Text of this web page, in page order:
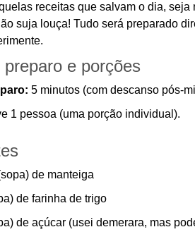
receitas que salvam o dia,
suja louça! Tudo será preparado
preparo e porções
5 minutos (com descanso pós-
1 pessoa (uma porção individual).
de manteiga
de farinha de trigo
de açúcar (usei demerara, mas